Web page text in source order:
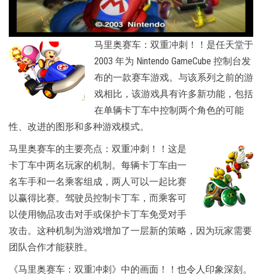
马里奥赛车：双重冲刺！！是任天堂于
2003 年为 Nintendo GameCube 控制台发
布的一款赛车游戏。与该系列之前的游
戏相比，该游戏具有许多新功能，包括
在单辆卡丁车中控制两个角色的可能
性、改进的图形和多种游戏模式。
马里奥赛车的主要亮点：双重冲刺！！这是
卡丁车中两名玩家的机制。每辆卡丁车由一
名车手和一名乘客组成，两人可以一起比赛
以赢得比赛。驾驶员控制卡丁车，而乘客可
以使用物品攻击对手或保护卡丁车免受对手
攻击。这种机制为游戏增加了一层新的策略，因为玩家需要
团队合作才能获胜。
《马里奥赛车：双重冲刺》中的画面！！也令人印象深刻。